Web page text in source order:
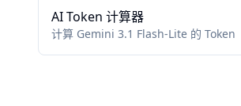
AI Token 计算器
计算 Gemini 3.1 Flash-Lite 的 Token